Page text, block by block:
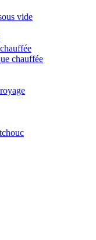
vide
chauffée